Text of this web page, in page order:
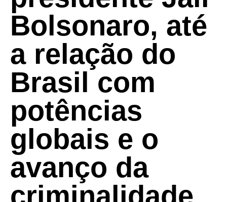
Bolsonaro, até
a relação do
Brasil com
potências
globais e o
avanço da